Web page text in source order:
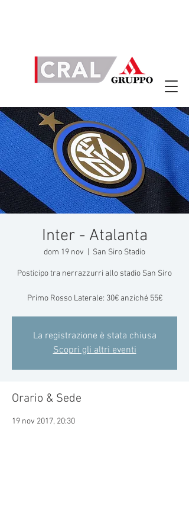
Inter - Atalanta
dom 19 nov San Siro Stadio
Posticipo tra nerrazzurri allo stadio San Siro
Primo Rosso Laterale: 30€ anziché 55€
La registrazione è stata chiusa
Scopri gli altri eventi
Orario & Sede
19 nov 2017, 20:30